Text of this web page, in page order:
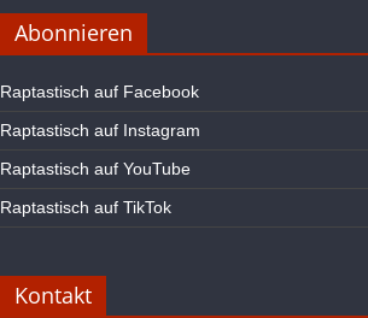
Abonnieren
Raptastisch auf Facebook
Raptastisch auf Instagram
Raptastisch auf YouTube
Raptastisch auf TikTok
Kontakt